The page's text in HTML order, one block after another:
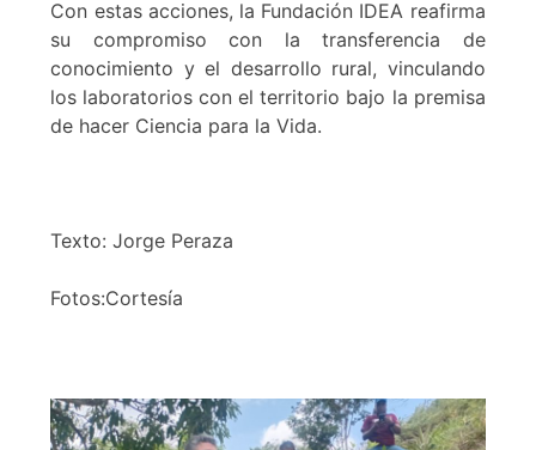
Con estas acciones, la Fundación IDEA reafirma
su compromiso con la transferencia de
conocimiento y el desarrollo rural, vinculando
los laboratorios con el territorio bajo la premisa
de hacer Ciencia para la Vida.
Texto: Jorge Peraza
Fotos:Cortesía